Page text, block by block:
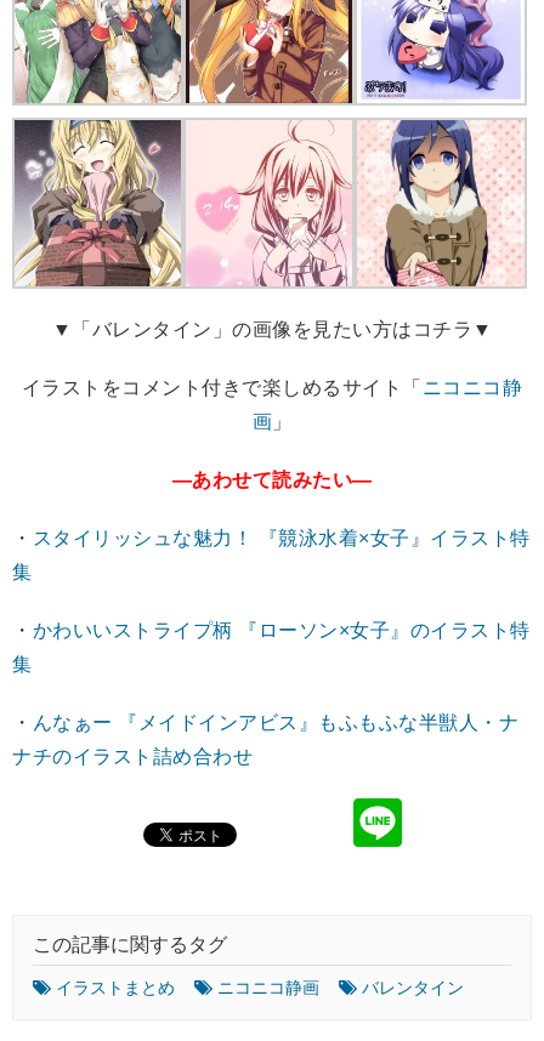
▼「バレンタイン」の画像を見たい方はコチラ▼
イラストをコメント付きで楽しめるサイト「 ニコニコ静
画 」
―あわせて読みたい―
・ スタイリッシュな魅力！ 『競泳水着×女子』イラスト特
集
・ かわいいストライプ柄 『ローソン×女子』のイラスト特
集
・ んなぁー 『メイドインアビス』もふもふな半獣人・ナ
ナチのイラスト詰め合わせ
この記事に関するタグ
イラストまとめ ニコニコ静画 バレンタイン